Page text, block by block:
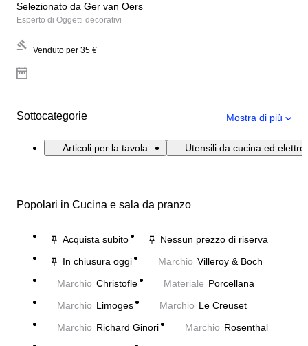
Selezionato da Ger van Oers
Esperto di Oggetti decorativi
Venduto per 35 €
Sottocategorie Mostra di più
Articoli per la tavola Utensili da cucina ed
Popolari in Cucina e sala da pranzo
Acquista subito
Nessun prezzo di riserva
In chiusura oggi
Marchio Villeroy & Boch
Marchio Christofle Materiale Porcellana
Marchio Limoges Marchio Le Creuset
Marchio Richard Ginori Marchio Rosenthal